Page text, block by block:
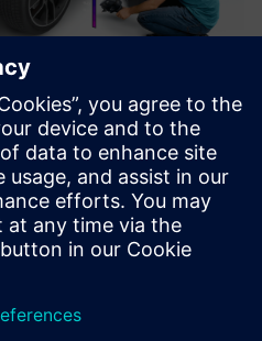
za 3D analizu koji koristi
dimenzija, kvalitetu,
troškova i jačanja suradnje